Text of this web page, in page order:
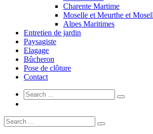
Charente Martime
Moselle et Meurthe et
Alpes Maritimes
Entretien de jardin
Paysagiste
Elagage
Bûcheron
Pose de clôture
Contact